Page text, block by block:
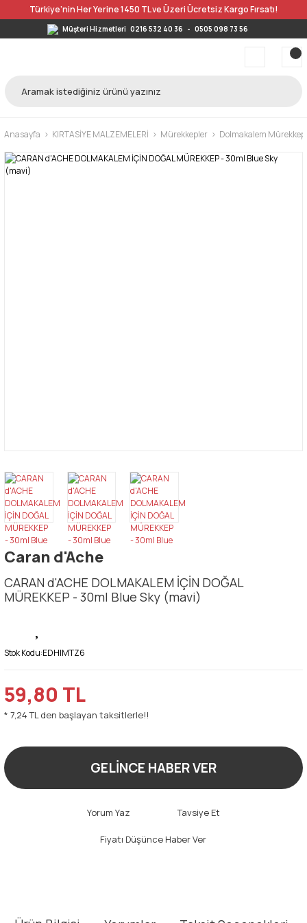
Türkiye’nin Her Yerine 1450 TL ve Üzeri Ücretsiz Kargo Fırsatı!
Müşteri Hizmetleri 0216 532 40 36 - 0505 098 73 56
Anasayfa KIRTASİYE MALZEMELERİ Mürekkepler Dolmakalem
Caran d'Ache
CARAN d'ACHE DOLMAKALEM İÇİN DOĞAL
MÜREKKEP - 30ml Blue Sky (mavi)
Stok Kodu:EDHIMTZ6
59,80 TL
* 7,24 TL den başlayan taksitlerle!!
GELİNCE HABER VER
Yorum Yaz Tavsiye Et
Fiyatı Düşünce Haber Ver